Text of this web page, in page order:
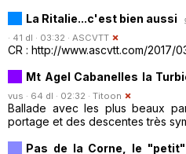
La Ritalie...c'est bien aussi
· 41 dl · 03:32 · ASCVTT
CR : http://www.ascvtt.com/2017/
Mt Agel Cabanelles la
vus · 64 dl · 02:32 · Titoon
Ballade avec les plus beaux
portage et des descentes très
Pas de la Corne, le "petit"